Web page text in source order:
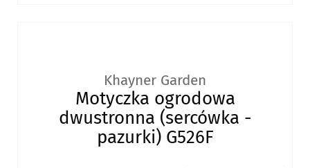
Khayner Garden
Motyczka ogrodowa
dwustronna (sercówka -
pazurki) G526F